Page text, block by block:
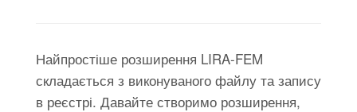
Найпростіше розширення LIRA-FEM
складається з виконуваного файлу та запису
в реєстрі. Давайте створимо розширення,